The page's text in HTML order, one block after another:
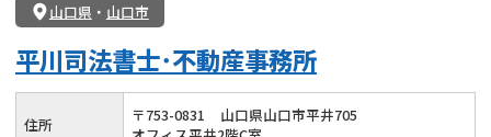
山口県 ・ 山口市
平川司法書士･不動産事務所
住所 〒753-0831
山口県山口市平井705